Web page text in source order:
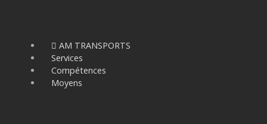
AM TRANSPORTS
Services
Compétences
Moyens